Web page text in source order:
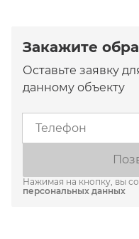
Закажите
Оставьте заявку
данному объекту
Нажимая на кнопку, вы
персональных данных